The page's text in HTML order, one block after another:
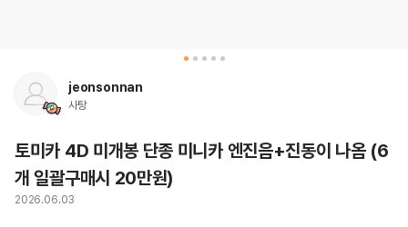
jeonsonnan
사탕
토미카 4D 미개봉 단종 미니카 엔진음+진동이 나옴 (6
개 일괄구매시 20만원)
2026.06.03